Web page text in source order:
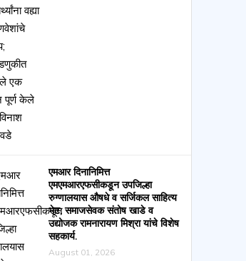
एमआर दिनानिमित्त
एमएमआरएफसीकडून उपजिल्हा
रुग्णालयास औषधे व सर्जिकल साहित्य
भेट; समाजसेवक संतोष खाडे व
उद्योजक रामनारायण मिश्रा यांचे विशेष
सहकार्य.
August 01, 2026